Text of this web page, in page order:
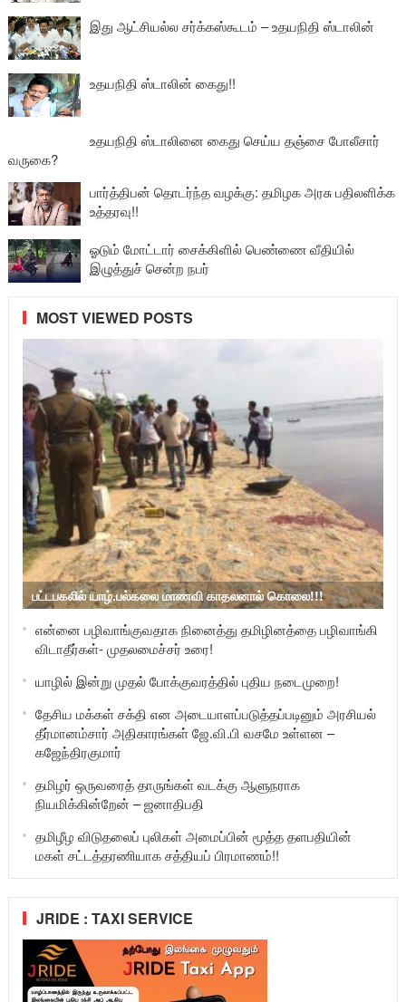
இது ஆட்சியல்ல சர்க்கஸ்கூடம் – உதயநிதி ஸ்டாலின்
உதயநிதி ஸ்டாலின் கைது!!
உதயநிதி ஸ்டாலினை கைது செய்ய தஞ்சை போலீசார்
வருகை?
பார்த்திபன் தொடர்ந்த வழக்கு: தமிழக அரசு பதிலளிக்க
உத்தரவு!!
ஓடும் மோட்டார் சைக்கிளில் பெண்ணை வீதியில்
இழுத்துச் சென்ற நபர்
MOST VIEWED POSTS
பட்டபகலில் யாழ்.பல்கலை மாணவி காதலனால் கொலை!!!
என்னை பழிவாங்குவதாக நினைத்து தமிழினத்தை பழிவாங்கி
விடாதீர்கள்- முதலமைச்சர் உரை!
யாழில் இன்று முதல் போக்குவரத்தில் புதிய நடைமுறை!
தேசிய மக்கள் சக்தி என அடையாளப்படுத்தப்படினும் அரசியல்
தீர்மானம்சார் அதிகாரங்கள் ஜே.வி.பி வசமே உள்ளன –
கஜேந்திரகுமார்
தமிழர் ஒருவரைத் தாருங்கள் வடக்கு ஆளுநராக
நியமிக்கின்றேன் – ஜனாதிபதி
தமிழீழ விடுதலைப் புலிகள் அமைப்பின் மூத்த தளபதியின்
மகள் சட்டத்தரணியாக சத்தியப் பிரமாணம்!!
JRIDE : TAXI SERVICE